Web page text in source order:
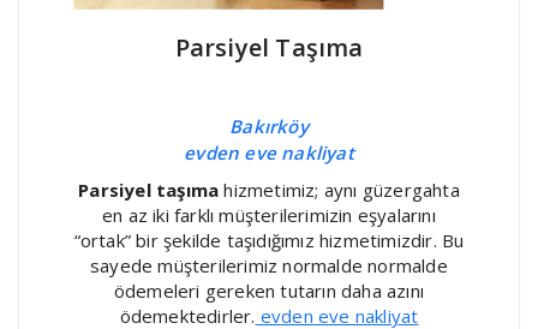
Parsiyel Taşıma
Bakırköy
evden eve nakliyat
Parsiyel taşıma hizmetimiz; aynı güzergahta
en az iki farklı müşterilerimizin eşyalarını
“ortak” bir şekilde taşıdığımız hizmetimizdir. Bu
sayede müşterilerimiz normalde normalde
ödemeleri gereken tutarın daha azını
ödemektedirler. evden eve nakliyat